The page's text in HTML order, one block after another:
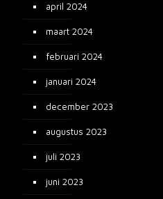
april 2024
maart 2024
februari 2024
januari 2024
december 2023
augustus 2023
juli 2023
juni 2023